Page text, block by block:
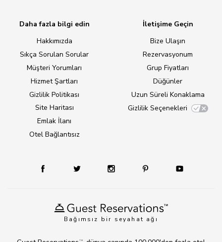
Bağımsız bir seyahat ağı
Daha fazla bilgi edin
Hakkımızda
Sıkça Sorulan Sorular
Müşteri Yorumları
Hizmet Şartları
Gizlilik Politikası
Site Haritası
Emlak İlanı
Otel Bağlantısız
İletişime Geçin
Bize Ulaşın
Rezervasyonum
Grup Fiyatları
Düğünler
Uzun Süreli Konaklama
Gizlilik Seçenekleri
TM